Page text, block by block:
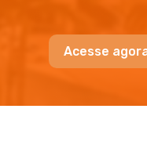
Acesse